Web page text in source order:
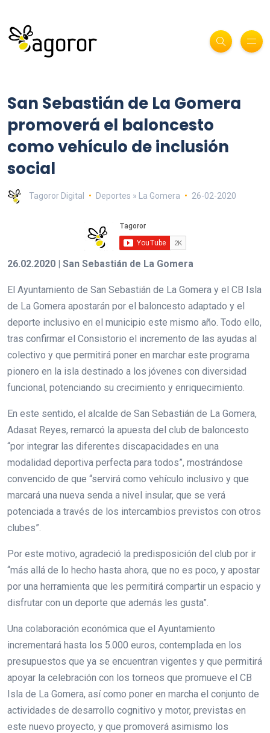
San Sebastián de La Gomera
promoverá el baloncesto
como vehículo de inclusión
social
Tagoror Digital Deportes » La Gomera 26-02-2020
26.02.2020 | San Sebastián de La Gomera
El Ayuntamiento de San Sebastián de La Gomera y el CB Isla
de La Gomera apostarán por el baloncesto adaptado y el
deporte inclusivo en el municipio este mismo año. Todo ello,
tras confirmar el Consistorio el incremento de las ayudas al
colectivo y que permitirá poner en marchar este programa
pionero en la isla destinado a los jóvenes con diversidad
funcional, potenciando su crecimiento y enriquecimiento.
En este sentido, el alcalde de San Sebastián de La Gomera,
Adasat Reyes, remarcó la apuesta del club de baloncesto
“por integrar las diferentes discapacidades en una
modalidad deportiva perfecta para todos”, mostrándose
convencido de que “servirá como vehículo inclusivo y que
marcará una nueva senda a nivel insular, que se verá
potenciada a través de los intercambios previstos con otros
clubes”.
Por este motivo, agradeció la predisposición del club por ir
“más allá de lo hecho hasta ahora, que no es poco, y apostar
por una herramienta que les permitirá compartir un espacio y
disfrutar con un deporte que además les gusta”.
Una colaboración económica que el Ayuntamiento
incrementará hasta los 5.000 euros, contemplada en los
presupuestos que ya se encuentran vigentes y que permitirá
apoyar la celebración con los torneos que promueve el CB
Isla de La Gomera, así como poner en marcha el conjunto de
actividades de desarrollo cognitivo y motor, previstas en
este nuevo proyecto, y que promoverá asimismo los